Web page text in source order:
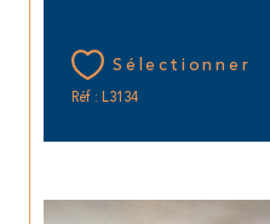
Sélectionner
Réf : L3134